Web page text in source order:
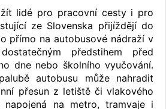
lidé pro pracovní cesty i pro
ze Slovenska přijíždějí do
přímo na autobusové nádraží v
předstihem před
dne nebo školního vyučování.
autobusu může nahradit
přesun z letiště či vlakového
napojená na metro, tramvaje i